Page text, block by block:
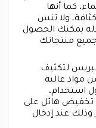
كما أنها
ولا تنس
يمكنك الحصول
منتجاتك
لتكثيف
مواد عالية
استخدام،
تخفيض هائل على
وذلك عند إدخال